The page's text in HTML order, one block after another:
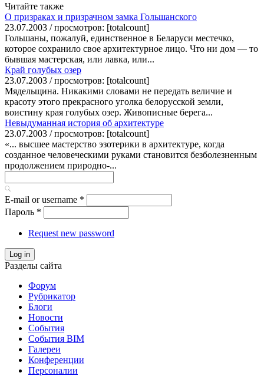
Читайте также
О призраках и призрачном замка Гольшанского
23.07.2003 / просмотров: [totalcount]
Гольшаны, пожалуй, единственное в Беларуси местечко,
которое сохранило свое архитектурное лицо. Что ни дом — то
бывшая мастерская, или лавка, или...
Край голубых озер
23.07.2003 / просмотров: [totalcount]
Мядельщина. Никакими словами не передать величие и
красоту этого прекрасного уголка белорусской земли,
воистину края голубых озер. Живописные берега...
Невыдуманная история об архитектуре
23.07.2003 / просмотров: [totalcount]
«... высшее мастерство эзотерики в архитектуре, когда
созданное человеческими руками становится безболезненным
продолжением природно-...
E-mail or username *
Пароль *
Request new password
Log in
Разделы сайта
Форум
Рубрикатор
Блоги
Новости
События
События BIM
Галереи
Конференции
Персоналии